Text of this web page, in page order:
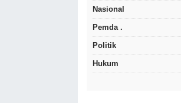
Nasional
Pemda .
Politik
Hukum